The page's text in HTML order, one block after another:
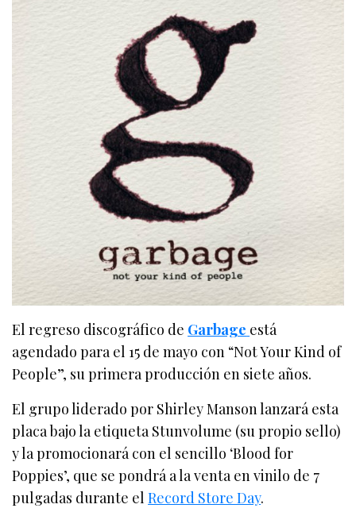
El regreso discográfico de Garbage está
agendado para el 15 de mayo con “Not Your Kind of
People”, su primera producción en siete años.
El grupo liderado por Shirley Manson lanzará esta
placa bajo la etiqueta Stunvolume (su propio sello)
y la promocionará con el sencillo ‘Blood for
Poppies’, que se pondrá a la venta en vinilo de 7
pulgadas durante elRecord Store Day.